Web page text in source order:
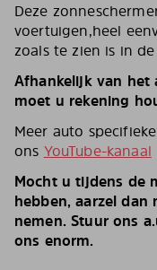
Deze
voertuigen,heel
zoals te zien is in
Afhankelijk van het
moet u rekening
Meer auto
ons YouTube-kanaal
Mocht u tijdens de
hebben, aarzel
nemen. Stuur ons
ons enorm.